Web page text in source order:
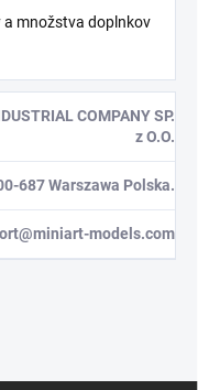
a množstva doplnkov
COMPANY SP.
z O.O.
687 Warszawa Polska.
models.com